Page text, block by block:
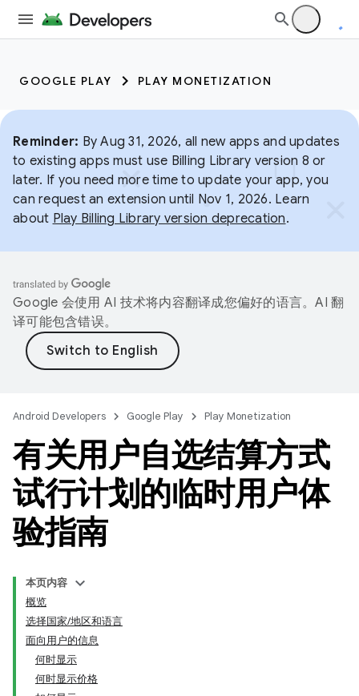
GOOGLE PLAY PLAY MONETIZATION
Reminder: By Aug 31, 2026, all new apps and updates
to existing apps must use Billing Library version 8 or
later. If you need more time to update your app, you
can request an extension until Nov 1, 2026. Learn
about Play Billing Library version deprecation.
Google 会使用 AI 技术将内容翻译成您偏好的语言。AI 翻
译可能包含错误。
Android Developers Google Play Play Monetization
有关用户自选结算方式
试行计划的临时用户体
验指南
本页内容
概览
选择国家/地区和语言
面向用户的信息
何时显示
何时显示价格